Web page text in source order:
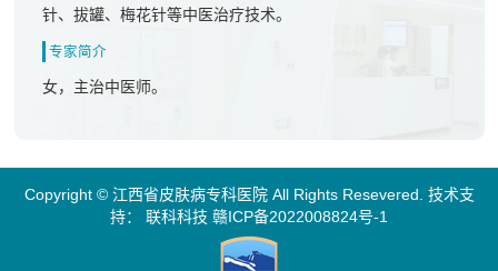
针、拔罐、梅花针等中医治疗技术。
专家简介
女，主治中医师。
Copyright © 江西省皮肤病专科医院 All Rights Resevered. 技术支
持： 联科科技 赣ICP备2022008824号-1